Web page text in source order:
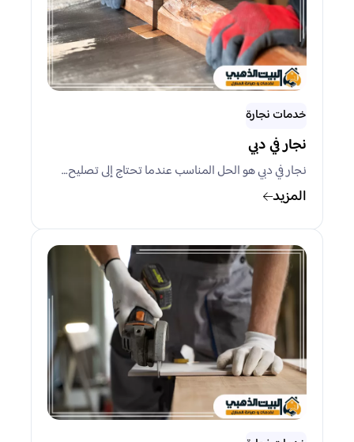
خدمات نجارة
نجار في دبي
نجار في دبي هو الحل المناسب عندما تحتاج إلى تصليح…
المزيد